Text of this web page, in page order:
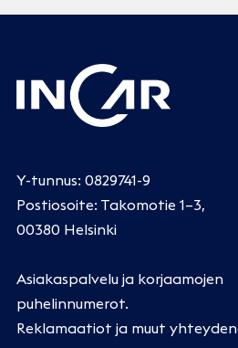
Y-tunnus: 0829741-9
Postiosoite: Takomotie 1–3,
00380 Helsinki
Asiakaspalvelu ja korjaamojen
puhelinnumerot.
Reklamaatiot ja muut